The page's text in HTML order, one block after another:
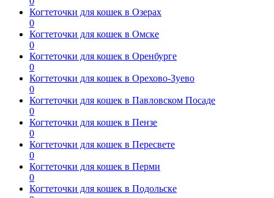
Когтеточки для кошек в Озерах
0
Когтеточки для кошек в Омске
0
Когтеточки для кошек в Оренбурге
0
Когтеточки для кошек в Орехово-Зуево
0
Когтеточки для кошек в Павловском Посаде
0
Когтеточки для кошек в Пензе
0
Когтеточки для кошек в Пересвете
0
Когтеточки для кошек в Перми
0
Когтеточки для кошек в Подольске